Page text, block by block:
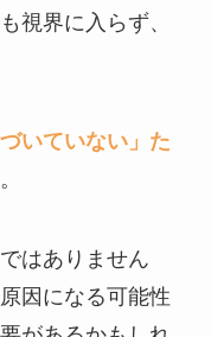
視界に入らず、
づいていない」た
はありません
因になる可能性